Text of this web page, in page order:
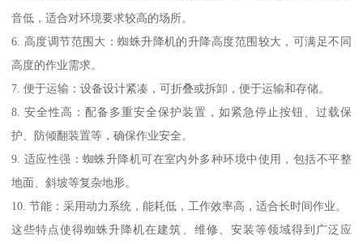
音低，适合对环境要求较高的场所。
6. 高度调节范围大：蜘蛛升降机的升降高度范围较大，可满足不同
高度的作业需求。
7. 便于运输：设备设计紧凑，可折叠或拆卸，便于运输和存储。
8. 安全性高：配备多重安全保护装置，如紧急停止按钮、过载保
护、防倾翻装置等，确保作业安全。
9. 适应性强：蜘蛛升降机可在室内外多种环境中使用，包括不平整
地面、斜坡等复杂地形。
10. 节能：采用动力系统，能耗低，工作效率高，适合长时间作业。
这些特点使得蜘蛛升降机在建筑、维修、安装等领域得到广泛应